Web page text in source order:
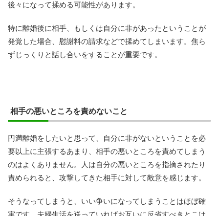
後々になって揉める可能性があります。
特に離婚後に相手、もしくは自分に非があったということが
発覚した場合、慰謝料の請求などで揉めてしまいます。焦ら
ずじっくりと話し合いをすることが重要です。
相手の悪いところを責めないこと
円満離婚をしたいと思って、自分に非がないということを必
要以上に主張するあまり、相手の悪いところを責めてしまう
のはよくありません。人は自分の悪いところを指摘されたり
責められると、攻撃してきた相手に対して敵意を感じます。
そうなってしまうと、いい争いになってしまうことはほぼ確